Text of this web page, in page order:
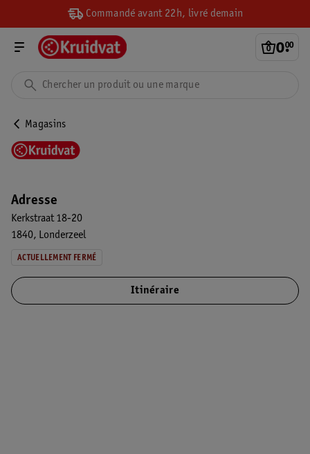
Commandé avant 22h, livré demain
0.
00
Magasins
Adresse
Kerkstraat 18-20
1840
Londerzeel
ACTUELLEMENT FERMÉ
Itinéraire